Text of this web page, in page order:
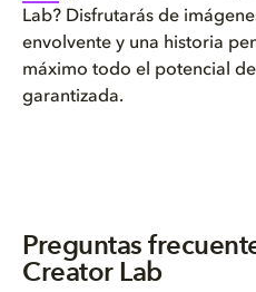
Lab? Disfrutarás de
envolvente y una historia
máximo todo el potencial
garantizada.
Preguntas
Creator Lab